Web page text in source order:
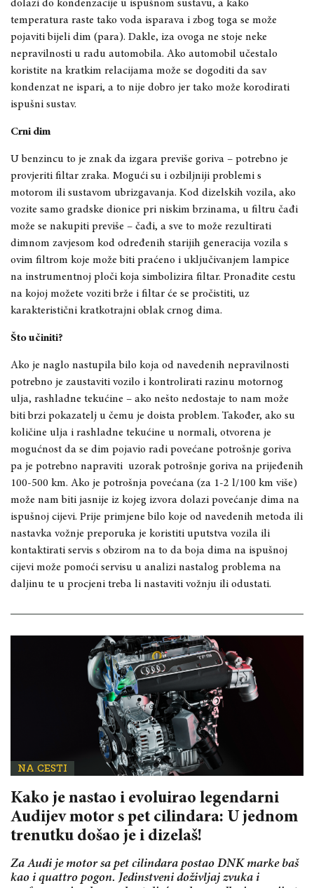
dolazi do kondenzacije u ispušnom sustavu, a kako
temperatura raste tako voda isparava i zbog toga se može
pojaviti bijeli dim (para). Dakle, iza ovoga ne stoje neke
nepravilnosti u radu automobila. Ako automobil učestalo
koristite na kratkim relacijama može se dogoditi da sav
kondenzat ne ispari, a to nije dobro jer tako može korodirati
ispušni sustav.
Crni dim
U benzincu to je znak da izgara previše goriva – potrebno je
provjeriti filtar zraka. Mogući su i ozbiljniji problemi s
motorom ili sustavom ubrizgavanja. Kod dizelskih vozila, ako
vozite samo gradske dionice pri niskim brzinama, u filtru čađi
može se nakupiti previše – čađi, a sve to može rezultirati
dimnom zavjesom kod određenih starijih generacija vozila s
ovim filtrom koje može biti praćeno i uključivanjem lampice
na instrumentnoj ploči koja simbolizira filtar. Pronađite cestu
na kojoj možete voziti brže i filtar će se pročistiti, uz
karakteristični kratkotrajni oblak crnog dima.
Što učiniti?
Ako je naglo nastupila bilo koja od navedenih nepravilnosti
potrebno je zaustaviti vozilo i kontrolirati razinu motornog
ulja, rashladne tekućine – ako nešto nedostaje to nam može
biti brzi pokazatelj u čemu je doista problem. Također, ako su
količine ulja i rashladne tekućine u normali, otvorena je
mogućnost da se dim pojavio radi povećane potrošnje goriva
pa je potrebno napraviti uzorak potrošnje goriva na prijeđenih
100-500 km. Ako je potrošnja povećana (za 1-2 l/100 km više)
može nam biti jasnije iz kojeg izvora dolazi povećanje dima na
ispušnoj cijevi. Prije primjene bilo koje od navedenih metoda ili
nastavka vožnje preporuka je koristiti uputstva vozila ili
kontaktirati servis s obzirom na to da boja dima na ispušnoj
cijevi može pomoći servisu u analizi nastalog problema na
daljinu te u procjeni treba li nastaviti vožnju ili odustati.
NA CESTI
Kako je nastao i evoluirao legendarni
Audijev motor s pet cilindara: U jednom
trenutku došao je i dizelaš!
Za Audi je motor sa pet cilindara postao DNK marke baš
kao i quattro pogon. Jedinstveni doživljaj zvuka i